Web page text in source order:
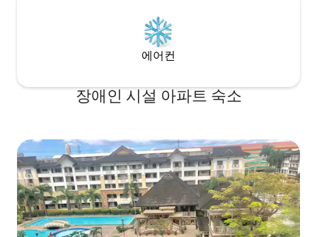
에어컨
장애인 시설 아파트 숙소